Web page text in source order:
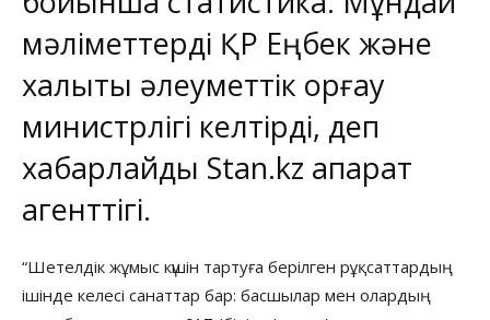
мәліметтерді ҚР Еңбек және
халықты әлеуметтік қорғау
министрлігі келтірді, деп
хабарлайды Stan.kz ақпарат
агенттігі.
“Шетелдік жұмыс күшін тартуға берілген рұқсаттардың
ішінде келесі санаттар бар: басшылар мен олардың